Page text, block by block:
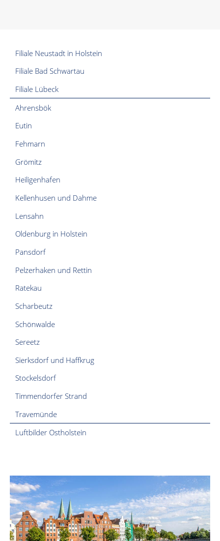
Filiale Neustadt in Holstein
Filiale Bad Schwartau
Filiale Lübeck
Ahrensbök
Eutin
Fehmarn
Grömitz
Heiligenhafen
Kellenhusen und Dahme
Lensahn
Oldenburg in Holstein
Pansdorf
Pelzerhaken und Rettin
Ratekau
Scharbeutz
Schönwalde
Sereetz
Sierksdorf und Haffkrug
Stockelsdorf
Timmendorfer Strand
Travemünde
Luftbilder Ostholstein